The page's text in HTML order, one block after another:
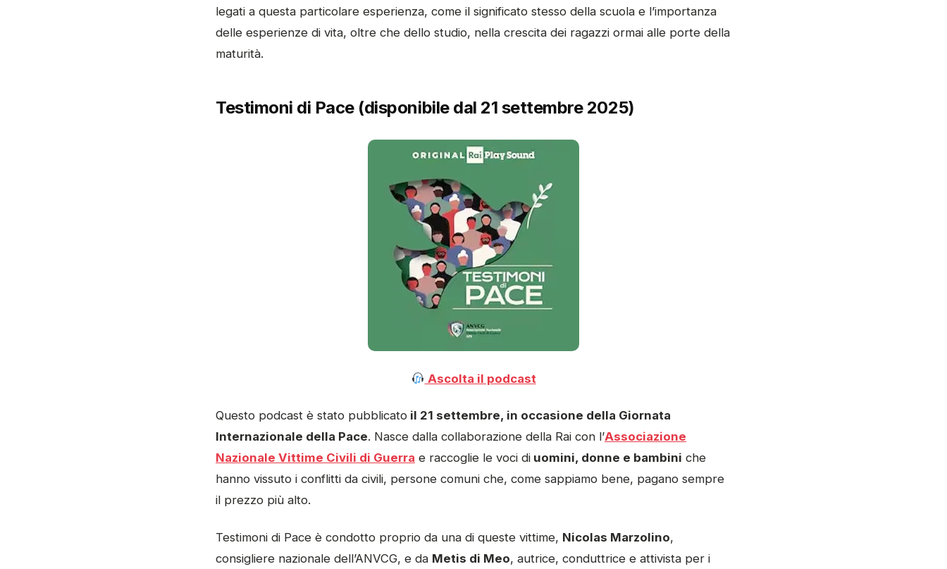
legati a questa particolare esperienza, come il significato stesso della scuola e l’importanza
delle esperienze di vita, oltre che dello studio, nella crescita dei ragazzi ormai alle porte della
maturità.
Testimoni di Pace (disponibile dal 21 settembre 2025)
Ascolta il podcast
Questo podcast è stato pubblicato il 21 settembre, in occasione della Giornata
Internazionale della Pace. Nasce dalla collaborazione della Rai con l’Associazione
Nazionale Vittime Civili di Guerra e raccoglie le voci di uomini, donne e bambini che
hanno vissuto i conflitti da civili, persone comuni che, come sappiamo bene, pagano sempre
il prezzo più alto.
Testimoni di Pace è condotto proprio da una di queste vittime, Nicolas Marzolino,
consigliere nazionale dell’ANVCG, e da Metis di Meo, autrice, conduttrice e attivista per i